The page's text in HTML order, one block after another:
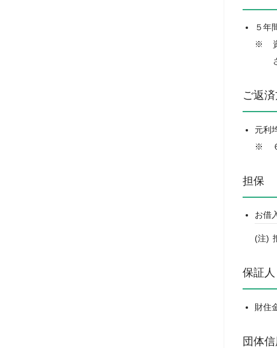
５年
ご返
元利
担保
お借
保証人
財住
団体